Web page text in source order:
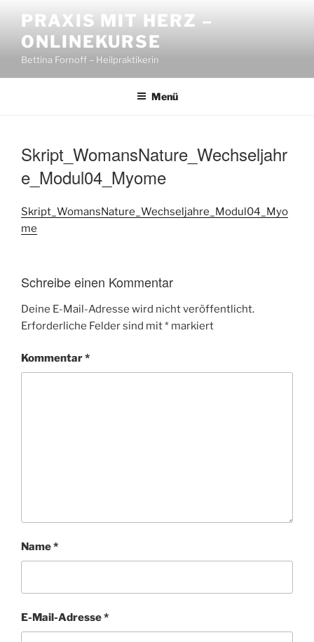
Inhalt
springen
PRAXIS MIT HERZ –
ONLINEKURSE
Bettina Fornoff – Heilpraktikerin
Menü
Skript_WomansNature_Wechseljahr
e_Modul04_Myome
Skript_WomansNature_Wechseljahre_Modul04_Myo
me
Schreibe einen Kommentar
Deine E-Mail-Adresse wird nicht veröffentlicht.
Erforderliche Felder sind mit* markiert
Kommentar*
Name*
E-Mail-Adresse*